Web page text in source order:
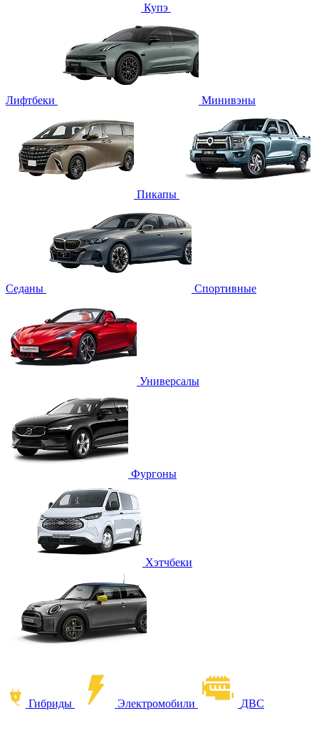
Купэ
Лифтбеки Минивэны
Пикапы
Седаны Спортивные
Универсалы
Фургоны
Хэтчбеки
Гибриды Электромобили ДВС